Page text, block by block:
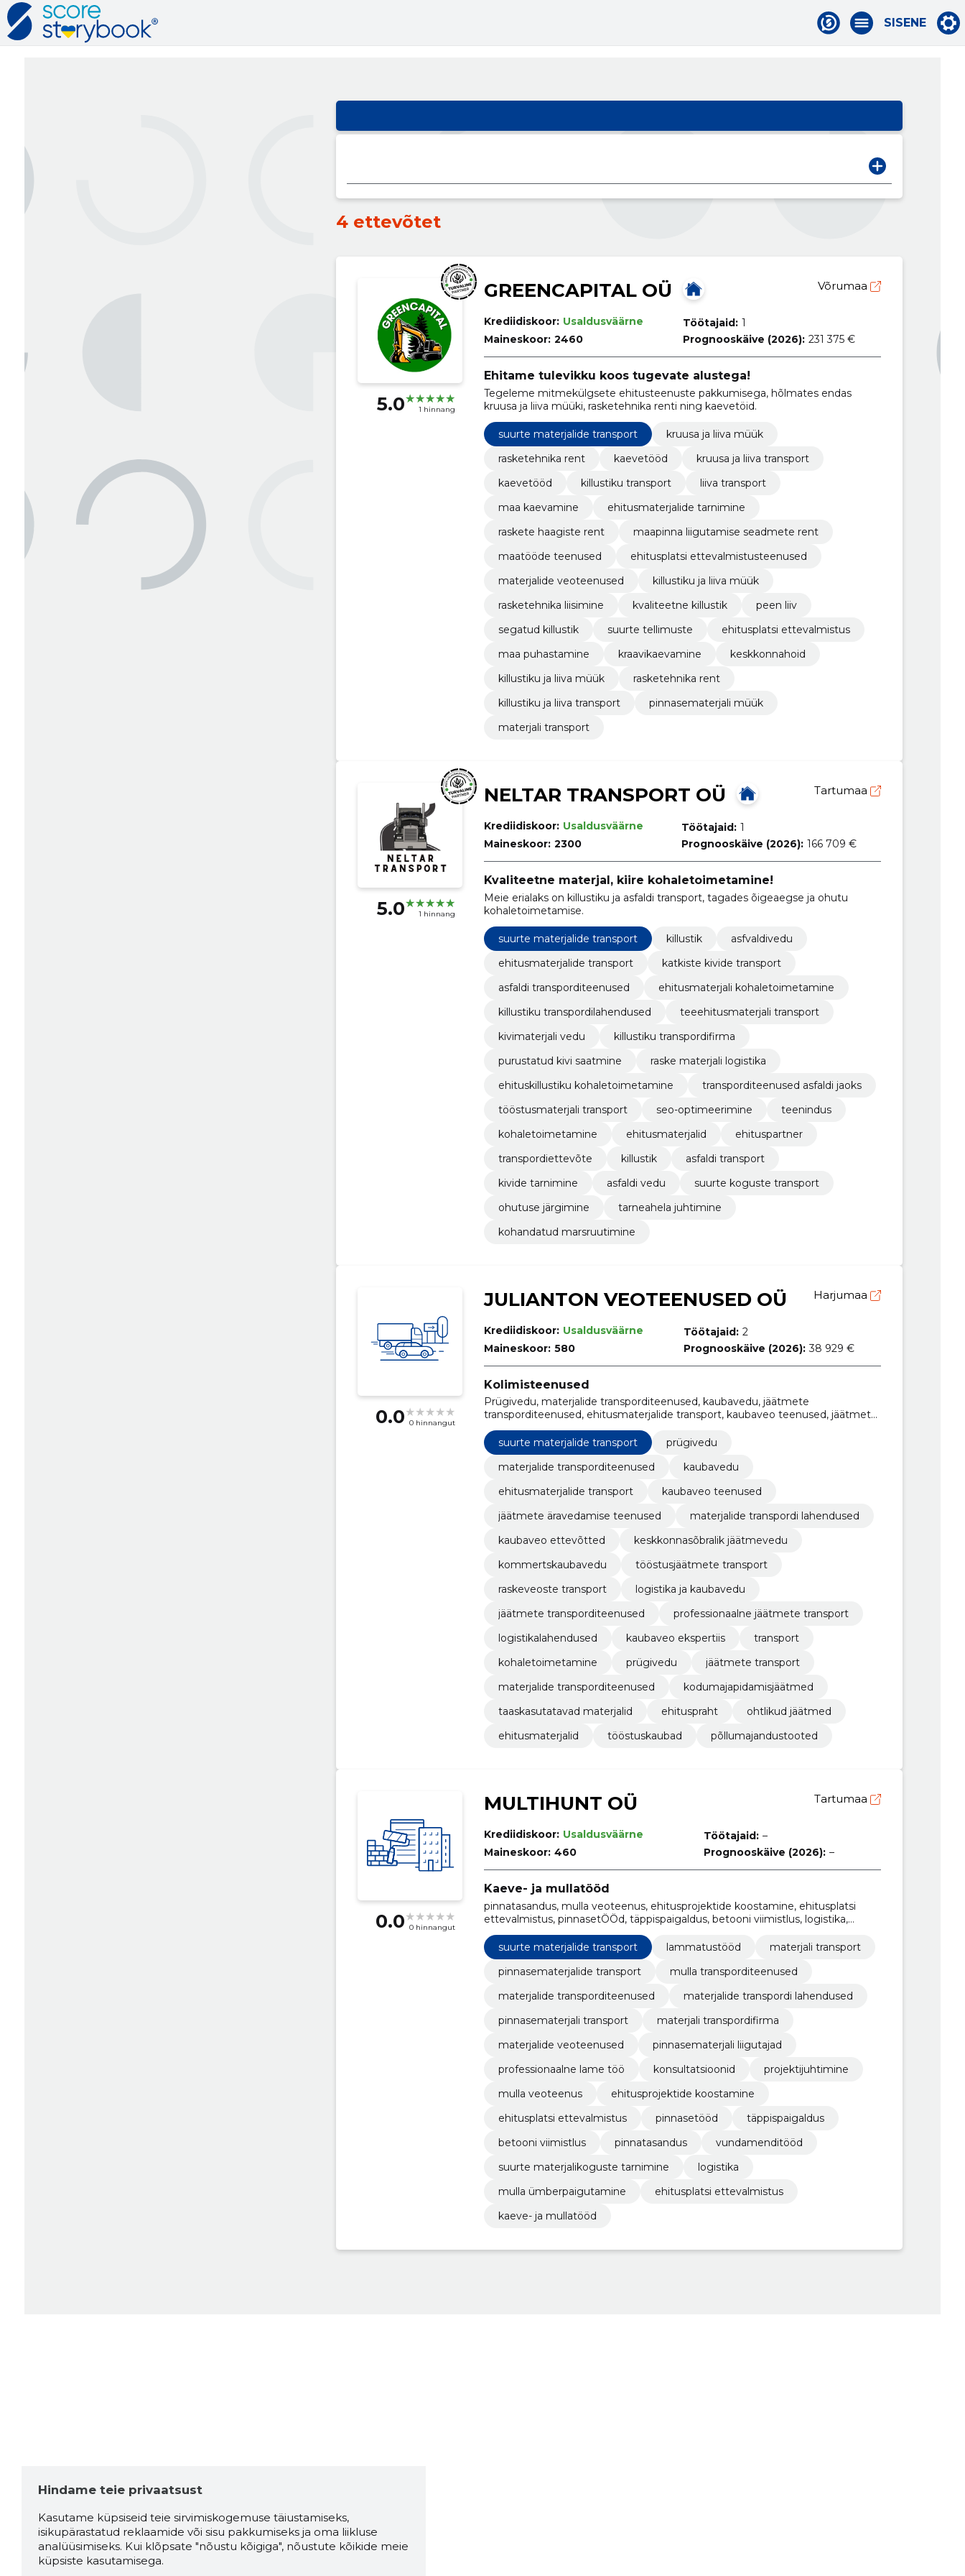
SISENE
4 ettevõtet
5.0 1 hinnang
GREENCAPITAL OÜ Võrumaa
Krediidiskoor: Usaldusväärne
Maineskoor: 2460
Töötajaid: 1
Prognooskäive (2026): 231 375 €
Ehitame tulevikku koos tugevate alustega!
Tegeleme mitmekülgsete ehitusteenuste pakkumisega, hõlmates endas
kruusa ja liiva müüki, rasketehnika renti ning kaevetöid.
suurte materjalide transport
kruusa ja liiva müük
rasketehnika rent
kaevetööd
kruusa ja liiva transport
kaevetööd
killustiku transport
liiva transport
maa kaevamine
ehitusmaterjalide tarnimine
raskete haagiste rent
maapinna liigutamise seadmete rent
maatööde teenused
ehitusplatsi ettevalmistusteenused
materjalide veoteenused
killustiku ja liiva müük
rasketehnika liisimine
kvaliteetne killustik
peen liiv
segatud killustik
suurte tellimuste
ehitusplatsi ettevalmistus
maa puhastamine
kraavikaevamine
keskkonnahoid
killustiku ja liiva müük
rasketehnika rent
killustiku ja liiva transport
pinnasematerjali müük
materjali transport
5.0 1 hinnang
NELTAR TRANSPORT OÜ Tartumaa
Krediidiskoor: Usaldusväärne
Maineskoor: 2300
Töötajaid: 1
Prognooskäive (2026): 166 709 €
Kvaliteetne materjal, kiire kohaletoimetamine!
Meie erialaks on killustiku ja asfaldi transport, tagades õigeaegse ja ohutu
kohaletoimetamise.
suurte materjalide transport killustik
asfvaldivedu
ehitusmaterjalide transport
katkiste kivide transport
asfaldi transporditeenused
ehitusmaterjali kohaletoimetamine
killustiku transpordilahendused
teeehitusmaterjali transport
kivimaterjali vedu
killustiku transpordifirma
purustatud kivi saatmine
raske materjali logistika
ehituskillustiku kohaletoimetamine
transporditeenused asfaldi jaoks
tööstusmaterjali transport
seo-optimeerimine
teenindus
kohaletoimetamine
ehitusmaterjalid
ehituspartner
transpordiettevõte
killustik
asfaldi transport
kivide tarnimine
asfaldi vedu
suurte koguste transport
ohutuse järgimine
tarneahela juhtimine
kohandatud marsruutimine
0.0 0 hinnangut
JULIANTON VEOTEENUSED OÜ Harjumaa
Krediidiskoor: Usaldusväärne
Maineskoor: 580
Töötajaid: 2
Prognooskäive (2026): 38 929 €
Kolimisteenused
Prügivedu, materjalide transporditeenused, kaubavedu, jäätmete
transporditeenused, ehitusmaterjalide transport, kaubaveo teenused, jäätmete
äravedamise teenused, materjalide transpordi lahendused, kaubaveo
ettevõtted, keskkonnasõbralik jäätmevedu
suurte materjalide transport
prügivedu
materjalide transporditeenused
kaubavedu
ehitusmaterjalide transport
kaubaveo teenused
jäätmete äravedamise teenused
materjalide transpordi lahendused
kaubaveo ettevõtted
keskkonnasõbralik jäätmevedu
kommertskaubavedu
tööstusjäätmete transport
raskeveoste transport
logistika ja kaubavedu
jäätmete transporditeenused
professionaalne jäätmete transport
logistikalahendused
kaubaveo ekspertiis
transport
kohaletoimetamine
prügivedu
jäätmete transport
materjalide transporditeenused
kodumajapidamisjäätmed
taaskasutatavad materjalid
ehituspraht
ohtlikud jäätmed
ehitusmaterjalid
tööstuskaubad põllumajandustooted
0.0 0 hinnangut
MULTIHUNT OÜ Tartumaa
Krediidiskoor: Usaldusväärne
Maineskoor: 460
Töötajaid: –
Prognooskäive (2026): –
Kaeve- ja mullatööd
pinnatasandus, mulla veoteenus, ehitusprojektide koostamine, ehitusplatsi
ettevalmistus, pinnasetÖÖd, täppispaigaldus, betooni viimistlus, logistika,
ehitusplatsi ettevalmistus, mulla ümberpaigutamine
suurte materjalide transport
lammatustööd
materjali transport
pinnasematerjalide transport
mulla transporditeenused
materjalide transporditeenused
materjalide transpordi lahendused
pinnasematerjali transport
materjali transpordifirma
materjalide veoteenused
pinnasematerjali liigutajad
professionaalne lame töö
konsultatsioonid
projektijuhtimine
mulla veoteenus
ehitusprojektide koostamine
ehitusplatsi ettevalmistus
pinnasetööd
täppispaigaldus
betooni viimistlus
pinnatasandus
vundamenditööd
suurte materjalikoguste tarnimine
logistika
mulla ümberpaigutamine
ehitusplatsi ettevalmistus
kaeve- ja mullatööd
Hindame teie privaatsust
Kasutame küpsiseid teie sirvimiskogemuse täiustamiseks,
isikupärastatud reklaamide või sisu pakkumiseks ja oma liikluse
analüüsimiseks. Kui klõpsate "nõustu kõigiga", nõustute kõikide meie
küpsiste kasutamisega.